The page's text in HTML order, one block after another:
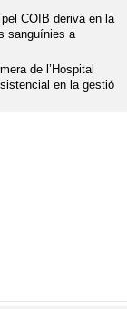
COIB deriva en la
sanguínies a
de l’Hospital
en la gestió